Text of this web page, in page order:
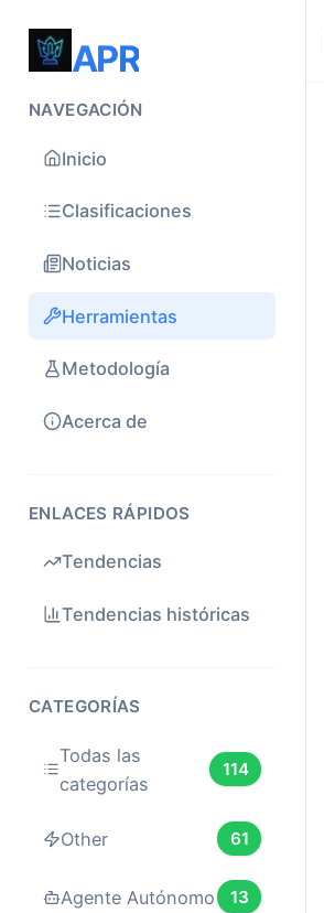
APR
NAVEGACIÓN
Inicio
Clasificaciones
Noticias
Herramientas
Metodología
Acerca de
ENLACES RÁPIDOS
Tendencias
Tendencias históricas
CATEGORÍAS
Todas las
categorías
114
Other 61
Agente Autónomo 13